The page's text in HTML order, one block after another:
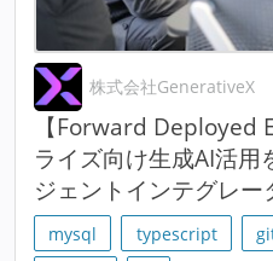
株式会社GenerativeX
【Forward Deployed
ライズ向け生成AI活用
ジェントインテグレー
mysql typescript